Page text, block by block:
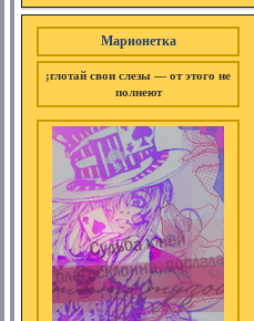
Марионетка
;глотай свои слезы — от этого не
полнеют